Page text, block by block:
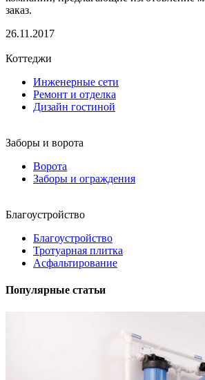
заказ.
26.11.2017
Коттеджи
Инженерные сети
Ремонт и отделка
Дизайн гостиной
Заборы и ворота
Ворота
Заборы и ограждения
Благоустройство
Благоустройство
Тротуарная плитка
Асфальтирование
Популярные статьи